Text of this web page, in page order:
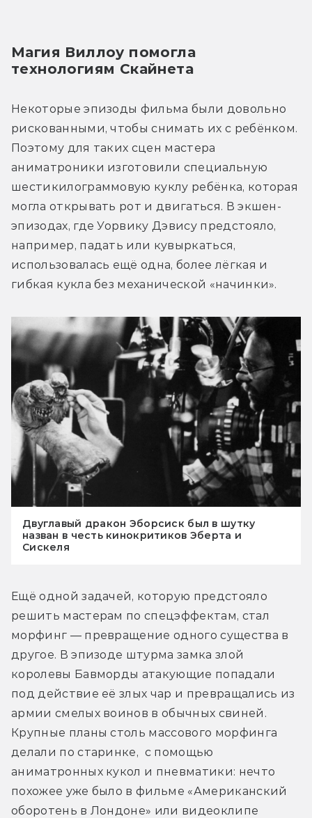
Магия Виллоу помогла
технологиям Скайнета
Некоторые эпизоды фильма были довольно
рискованными, чтобы снимать их с ребёнком.
Поэтому для таких сцен мастера
аниматроники изготовили специальную
шестикилограммовую куклу ребёнка, которая
могла открывать рот и двигаться. В экшен-
эпизодах, где Уорвику Дэвису предстояло,
например, падать или кувыркаться,
использовалась ещё одна, более лёгкая и
гибкая кукла без механической «начинки».
Двуглавый дракон Эборсиск был в шутку
назван в честь кинокритиков Эберта и
Сискеля
Ещё одной задачей, которую предстояло
решить мастерам по спецэффектам, стал
морфинг — превращение одного существа в
другое. В эпизоде штурма замка злой
королевы Бавморды атакующие попадали
под действие её злых чар и превращались из
армии смелых воинов в обычных свиней.
Крупные планы столь массового морфинга
делали по старинке,  с помощью
аниматронных кукол и пневматики: нечто
похожее уже было в фильме «Американский
оборотень в Лондоне» или видеоклипе